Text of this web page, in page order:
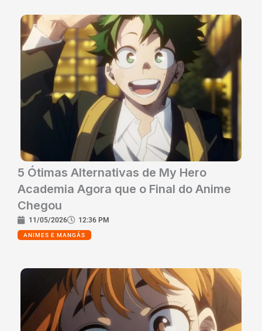
5 Ótimas Alternativas de My Hero
Academia Agora que o Final do Anime
Chegou
11/05/2026 12:36 PM
ANIMES E MANGÁS
PagePagePagePagePage